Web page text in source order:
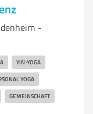
-
YIN-YOGA
YOGA
GEMEINSCHAFT